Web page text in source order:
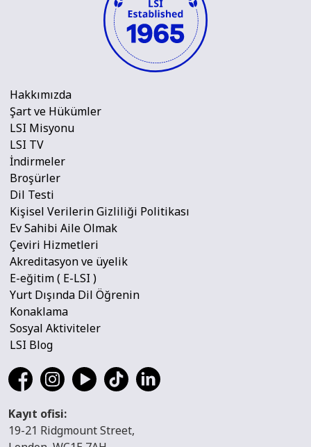
Hakkımızda
Şart ve Hükümler
LSI Misyonu
LSI TV
İndirmeler
Broşürler
Dil Testi
Kişisel Verilerin Gizliliği Politikası
Ev Sahibi Aile Olmak
Çeviri Hizmetleri
Akreditasyon ve üyelik
E-eğitim ( E-LSI )
Yurt Dışında Dil Öğrenin
Konaklama
Sosyal Aktiviteler
LSI Blog
Kayıt ofisi:
19-21 Ridgmount Street,